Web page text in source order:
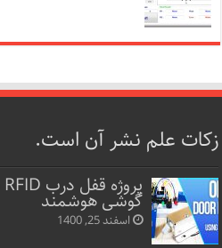
زکات علم نشر آن است.
گوشی هوشمند
اسفند 25, 1400